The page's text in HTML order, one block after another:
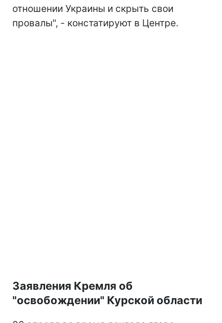
отношении Украины и скрыть свои
провалы", - констатируют в Центре.
Заявления Кремля об
"освобождении" Курской области